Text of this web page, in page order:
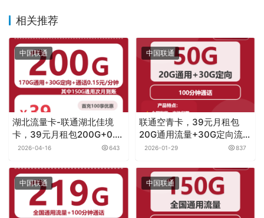
相关推荐
中国联通
湖北流量卡-联通湖北佳境
卡，39元月租包200G+0.15
元月租/分钟
2026-04-16 643
中国联通
联通空青卡，39元月租包
20G通用流量+30G定向流量
+100分钟通话
2026-01-29 837
中国联通 中国联通